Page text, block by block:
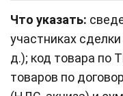
Что указать:
участниках
д.); код товара по
товаров по